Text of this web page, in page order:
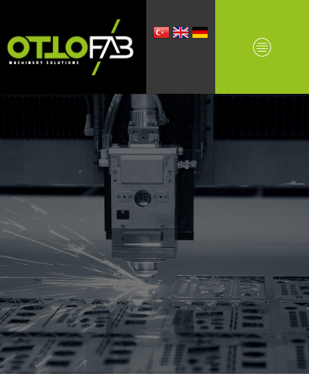
PROFESSIONAL
CNC Machines